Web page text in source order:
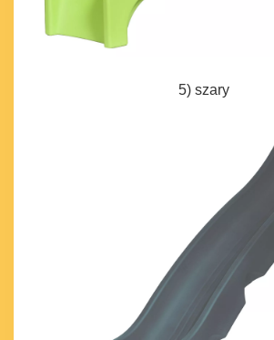
5) szary